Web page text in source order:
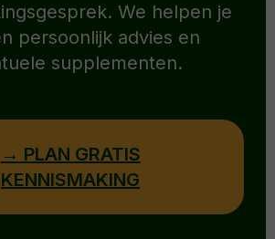
We helpen je
persoonlijk advies en
supplementen.
→ PLAN GRATIS
KENNISMAKING